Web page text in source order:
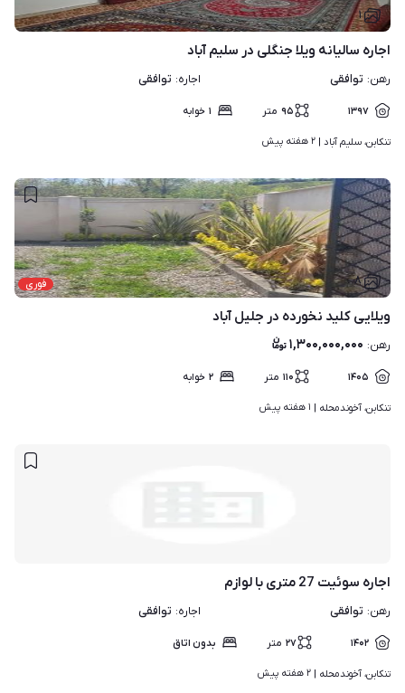
۱
اجاره سالیانه ویلا جنگلی در سلیم آباد
رهن: توافقی اجاره: توافقی
۱۳۹۷ ۹۵ متر ۱ خوابه
تنکابن، سلیم آباد | ۲ هفته پیش
فوری ۸
ویلایی کلید نخورده در جلیل آباد
رهن: ۱,۳۰۰,۰۰۰,۰۰۰
۱۴۰۵ ۱۱۰ متر ۲ خوابه
تنکابن، آخوندمحله | ۱ هفته پیش
اجاره سوئیت 27 متری با لوازم
رهن: توافقی اجاره: توافقی
۱۴۰۲ ۲۷ متر بدون اتاق
تنکابن، آخوندمحله | ۲ هفته پیش